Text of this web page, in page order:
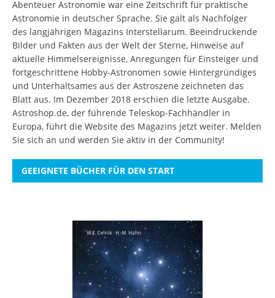
Abenteuer Astronomie war eine Zeitschrift für praktische
Astronomie in deutscher Sprache. Sie galt als Nachfolger
des langjährigen Magazins Interstellarum. Beeindruckende
Bilder und Fakten aus der Welt der Sterne, Hinweise auf
aktuelle Himmelsereignisse, Anregungen für Einsteiger und
fortgeschrittene Hobby-Astronomen sowie Hintergründiges
und Unterhaltsames aus der Astroszene zeichneten das
Blatt aus. Im Dezember 2018 erschien die letzte Ausgabe.
Astroshop.de, der führende Teleskop-Fachhändler in
Europa, führt die Website des Magazins jetzt weiter. Melden
Sie sich an und werden Sie aktiv in der Community!
GEEIGNETE BÜCHER FÜR DEN START